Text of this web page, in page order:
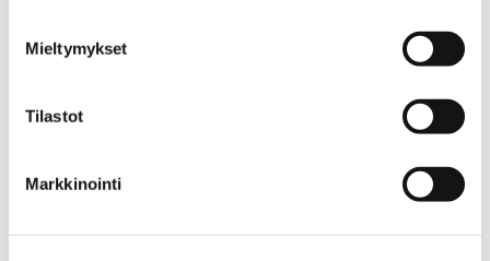
Mieltymykset
Tilastot
Markkinointi
Yritystonttien haku
Liikuntapaikat
Poikkeavat aukioloajat